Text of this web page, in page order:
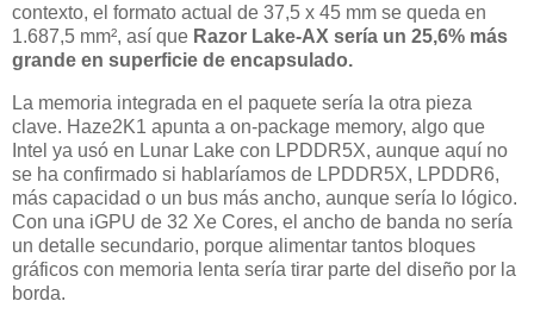
contexto, el formato actual de 37,5 x 45 mm se queda en
1.687,5 mm², así que Razor Lake-AX sería un 25,6% más
grande en superficie de encapsulado.
La memoria integrada en el paquete sería la otra pieza
clave. Haze2K1 apunta a on-package memory, algo que
Intel ya usó en Lunar Lake con LPDDR5X, aunque aquí no
se ha confirmado si hablaríamos de LPDDR5X, LPDDR6,
más capacidad o un bus más ancho, aunque sería lo lógico.
Con una iGPU de 32 Xe Cores, el ancho de banda no sería
un detalle secundario, porque alimentar tantos bloques
gráficos con memoria lenta sería tirar parte del diseño por la
borda.